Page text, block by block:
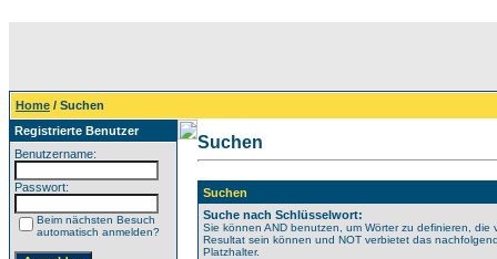
Home / Suchen
Registrierte Benutzer
Benutzername:
Passwort:
Beim nächsten Besuch
automatisch anmelden?
Suchen
Suchen
Suche nach Schlüsselwort:
Sie können AND benutzen, um Wörter zu definieren, die
Resultat sein können und NOT verbietet das
Platzhalter.